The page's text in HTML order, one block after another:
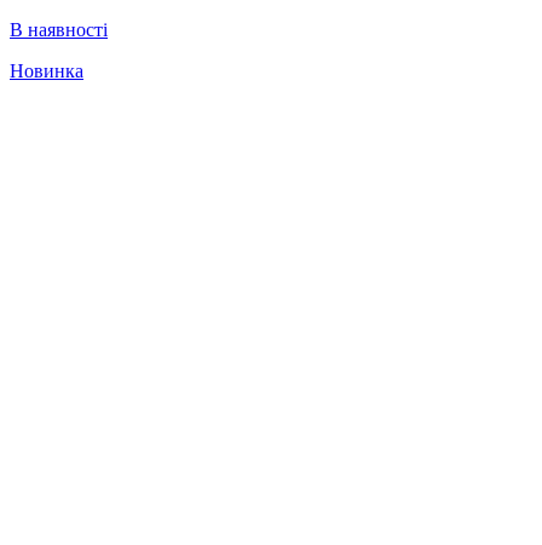
В наявності
Новинка